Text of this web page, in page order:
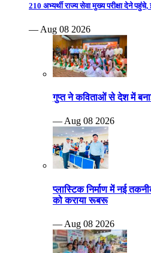
210 अभ्यर्थी राज्य सेवा मुख्य परीक्षा देने
— Aug 08 2026
गुप्त ने कविताओं से देश में
— Aug 08 2026
प्लास्टिक निर्माण में नई
को कराया रूबरू
— Aug 08 2026